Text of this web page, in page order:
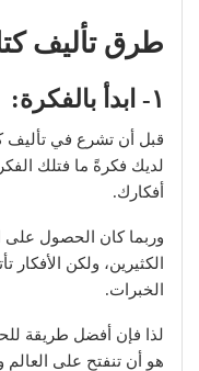
طرق تأليف
١- ابدأ بالفكرة:
قبل أن تشرع في تأليف
لديك فكرةً ما فتلك
أفكارك.
وربما كان الحصول على
الكثيرين، ولكن
الخبرات.
لذا فإن أفضل طريقة
هو أن تنفتح على